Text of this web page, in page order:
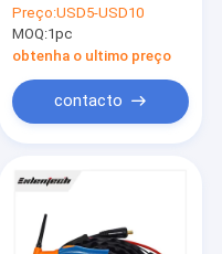
soldadura da tocha
QQ300 de
refrigeração
Preço:USD5-USD10
MOQ:1pc
obtenha o ultimo preço
contacto